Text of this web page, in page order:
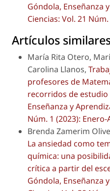
Góndola, Enseñanza
Ciencias: Vol. 21
Artículos
María Rita Otero,
Carolina Llanos,
profesores de
recorridos de estudio
Enseñanza y
Núm. 1 (2023): Enero-
Brenda Zamerim
La ansiedad como
química: una
crítica a partir del
Góndola, Enseñanza